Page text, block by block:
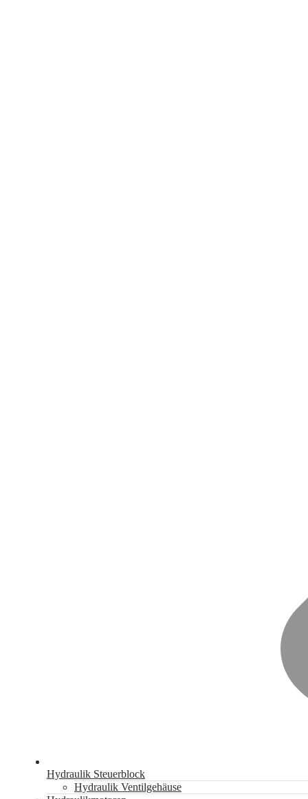
Hydraulik Steuerblock
Hydraulik Ventilgehäuse